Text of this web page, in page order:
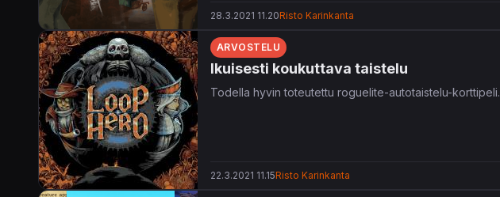
28.3.2021 11.20Risto Karinkanta
ARVOSTELU
Ikuisesti koukuttava taistelu
Todella hyvin toteutettu roguelite-autotaistelu-korttipeli.
22.3.2021 11.15Risto Karinkanta